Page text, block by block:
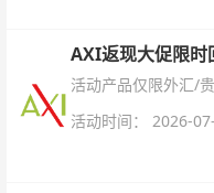
AXI返现大促限时
活动产品仅限外汇/
活动时间： 2026-